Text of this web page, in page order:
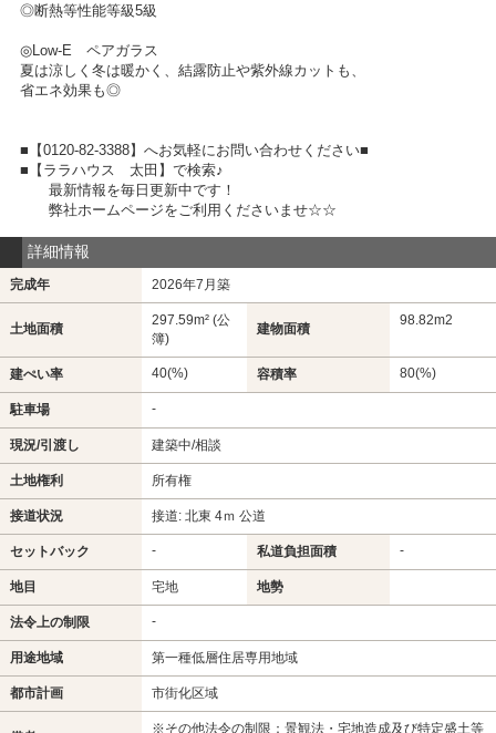
◎断熱等性能等級5級
◎Low-E ペアガラス
夏は涼しく冬は暖かく、結露防止や紫外線カットも、
省エネ効果も◎
■【0120-82-3388】へお気軽にお問い合わせください■
■【ララハウス 太田】で検索♪
最新情報を毎日更新中です！
弊社ホームページをご利用くださいませ☆☆
詳細情報
完成年 2026年7月築
土地面積
297.59m² (公
簿)
建物面積
98.82m2
建ぺい率 40(%) 容積率 80(%)
駐車場 -
現況/引渡し 建築中/相談
土地権利 所有権
接道状況 接道: 北東 4ｍ 公道
セットバック - 私道負担面積 -
地目 宅地 地勢
法令上の制限 -
用途地域 第一種低層住居専用地域
都市計画 市街化区域
※その他法令の制限：景観法・宅地造成及び特定盛土等